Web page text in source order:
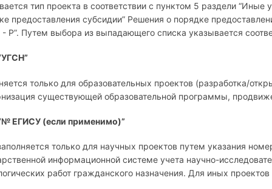
тип проекта в соответствии с пунктом 5 раздели
предоставления субсидии” Решения о порядке
Р”. Путем выбора из выпадающего списка указывается
только для образовательных проектов (разработка/
существующей образовательной программы,
ЕГИСУ (если применимо)”
только для научных проектов путем указания
информационной системе учета научно-
работ гражданского назначения. Для иных